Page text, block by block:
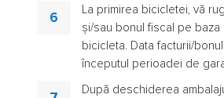
La primirea bicicletei, vă
și/sau bonul fiscal pe baza
bicicleta. Data facturii/
începutul perioadei de
După deschiderea